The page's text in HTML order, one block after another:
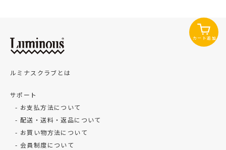
カート追加
ルミナスクラブとは
サポート
お支払方法について
配送・送料・返品について
お買い物方法について
会員制度について